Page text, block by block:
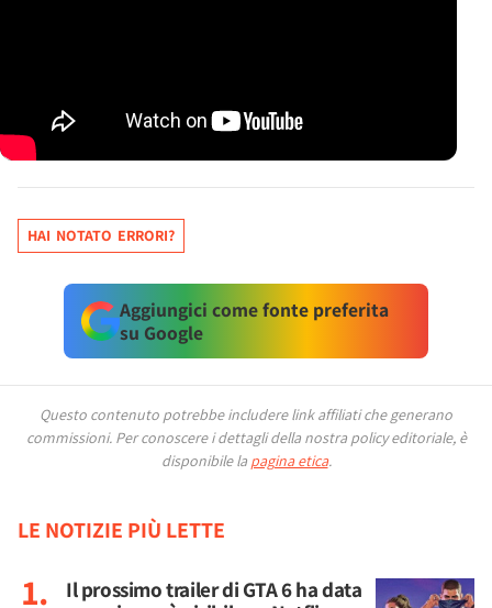
HAI NOTATO ERRORI?
Aggiungici come fonte preferita
su Google
Questo contenuto potrebbe includere link affiliati che generano
commissioni. Per conoscere i dettagli della nostra policy editoriale, è
disponibile la pagina etica.
LE NOTIZIE PIÙ LETTE
Il prossimo trailer di GTA 6 ha data